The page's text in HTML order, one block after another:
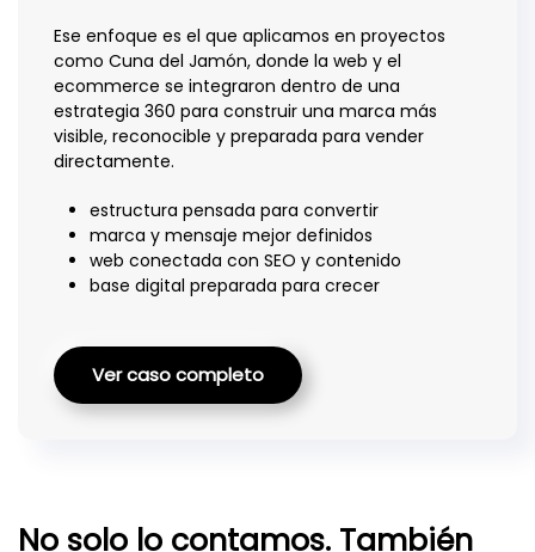
Ese enfoque es el que aplicamos en proyectos
como Cuna del Jamón, donde la web y el
ecommerce se integraron dentro de una
estrategia 360 para construir una marca más
visible, reconocible y preparada para vender
directamente.
estructura pensada para convertir
marca y mensaje mejor definidos
web conectada con SEO y contenido
base digital preparada para crecer
Ver caso completo
No solo lo contamos. También